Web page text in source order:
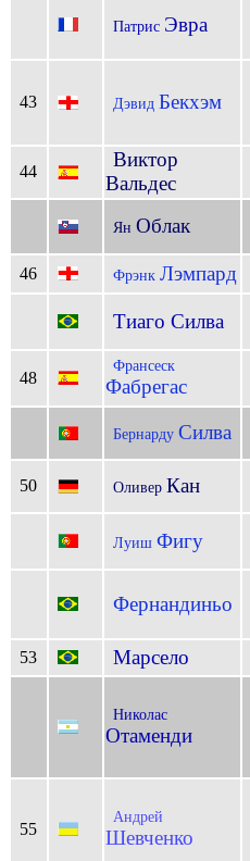
Патрис Эвра
43 Дэвид Бекхэм
44
Виктор
Вальдес
Ян Облак
46 Фрэнк Лэмпард
Тиаго Силва
48
Франсеск
Фабрегас
Бернарду Силва
50 Оливер Кан
Луиш Фигу
Фернандиньо
53 Марсело
Николас
Отаменди
55
Андрей
Шевченко